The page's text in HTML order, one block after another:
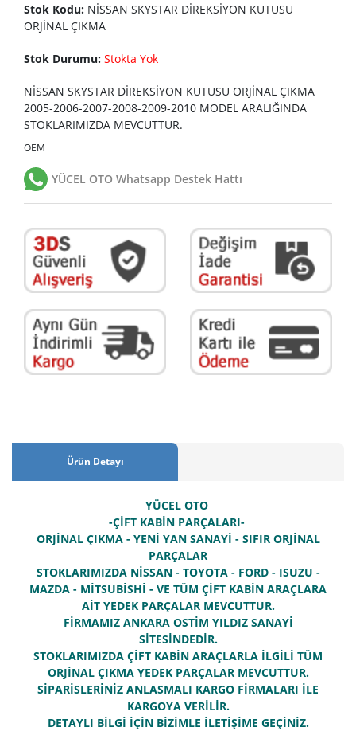
Stok Kodu: NİSSAN SKYSTAR DİREKSİYON KUTUSU
ORJİNAL ÇIKMA
Stok Durumu: Stokta Yok
NİSSAN SKYSTAR DİREKSİYON KUTUSU ORJİNAL ÇIKMA
2005-2006-2007-2008-2009-2010 MODEL ARALIĞINDA
STOKLARIMIZDA MEVCUTTUR.
OEM
YÜCEL OTO Whatsapp Destek Hattı
Ürün Detayı
YÜCEL OTO
-ÇİFT KABİN PARÇALARI-
ORJİNAL ÇIKMA - YENİ YAN SANAYİ - SIFIR ORJİNAL
PARÇALAR
STOKLARIMIZDA NİSSAN - TOYOTA - FORD - ISUZU -
MAZDA - MİTSUBİSHİ - VE TÜM ÇİFT KABİN ARAÇLARA
AİT YEDEK PARÇALAR MEVCUTTUR.
FİRMAMIZ ANKARA OSTİM YILDIZ SANAYİ
SİTESİNDEDİR.
STOKLARIMIZDA ÇİFT KABİN ARAÇLARLA İLGİLİ TÜM
ORJİNAL ÇIKMA YEDEK PARÇALAR MEVCUTTUR.
SİPARİSLERİNİZ ANLASMALI KARGO FİRMALARI İLE
KARGOYA VERİLİR.
DETAYLI BİLGİ İÇİN BİZİMLE İLETİŞİME GEÇİNİZ.